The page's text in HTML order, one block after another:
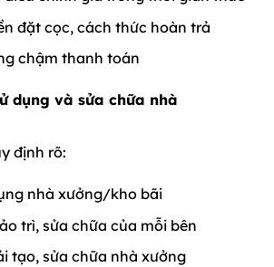
đặt cọc, cách thức hoàn trả
chậm thanh toán
dụng và sửa chữa nhà
định rõ:
nhà xưởng/kho bãi
trì, sửa chữa của mỗi bên
tạo, sửa chữa nhà xưởng